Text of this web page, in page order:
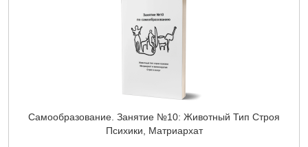
Самообразование. Занятие №10: Животный Тип Строя
Психики, Матриархат